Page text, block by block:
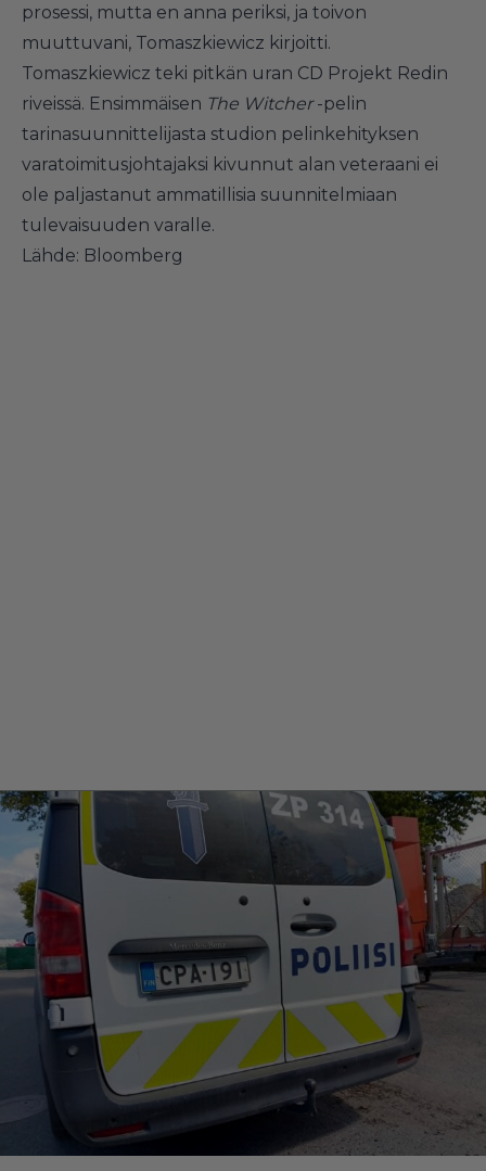
prosessi, mutta en anna periksi, ja toivon
muuttuvani, Tomaszkiewicz kirjoitti.
Tomaszkiewicz teki pitkän uran CD Projekt Redin
riveissä. Ensimmäisen The Witcher-pelin
tarinasuunnittelijasta studion pelinkehityksen
varatoimitusjohtajaksi kivunnut alan veteraani ei
ole paljastanut ammatillisia suunnitelmiaan
tulevaisuuden varalle.
Lähde: Bloomberg